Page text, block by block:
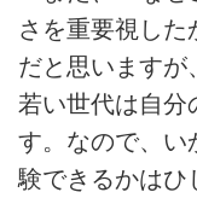
さを重要視した
だと思いますが
若い世代は自分
す。なので、い
験できるかはひ